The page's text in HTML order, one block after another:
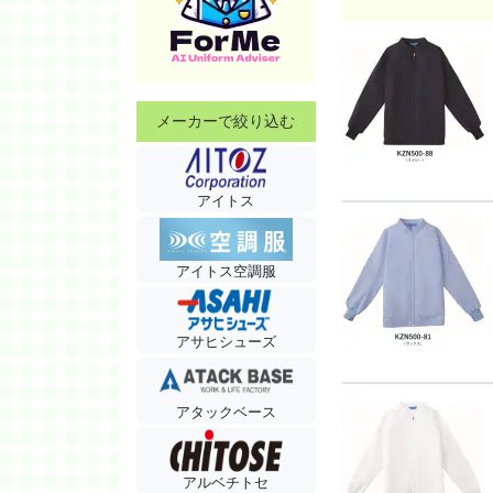
メーカーで絞り込む
アイトス
アイトス空調服
アサヒシューズ
アタックベース
アルベチトセ